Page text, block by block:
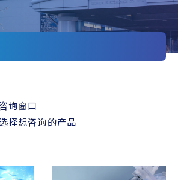
询窗口
择想咨询的产品